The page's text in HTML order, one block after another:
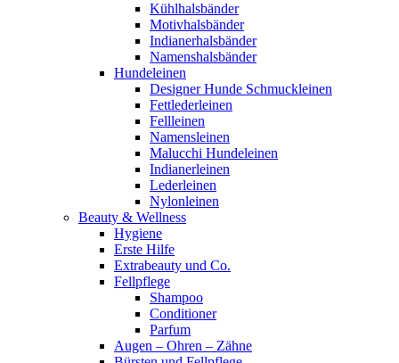
Kühlhalsbänder
Motivhalsbänder
Indianerhalsbänder
Namenshalsbänder
Hundeleinen
Designer Hunde Schmuckleinen
Fettlederleinen
Fellleinen
Namensleinen
Malucchi Hundeleinen
Indianerleinen
Lederleinen
Nylonleinen
Beauty & Wellness
Hygiene
Erste Hilfe
Extrabeauty und Co.
Fellpflege
Shampoo
Conditioner
Parfum
Augen – Ohren – Zähne